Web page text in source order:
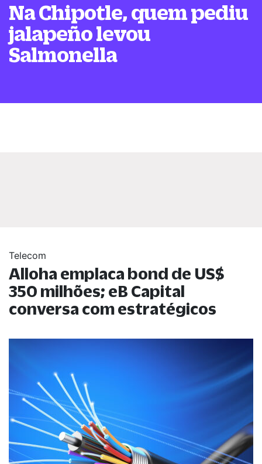
Na Chipotle, quem pediu
jalapeño levou
Salmonella
Telecom
Alloha emplaca bond de US$
350 milhões; eB Capital
conversa com estratégicos